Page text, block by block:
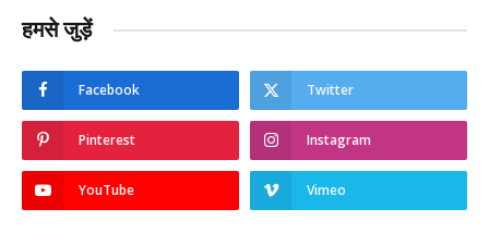
हमसे जुड़ें
Facebook Twitter
Pinterest Instagram
YouTube Vimeo